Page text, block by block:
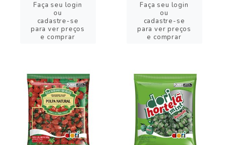
Faça seu login
ou
cadastre-se
para ver preços
e comprar
Faça seu login
ou
cadastre-se
para ver preços
e comprar